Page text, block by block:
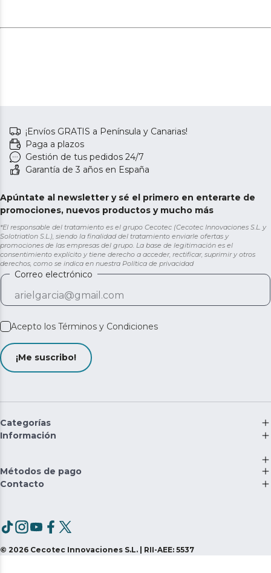
¡Envíos GRATIS a Península y Canarias!
Paga a plazos
Gestión de tus pedidos 24/7
Garantía de 3 años en España
Apúntate al newsletter y sé el primero en enterarte de
promociones, nuevos productos y mucho más
*El responsable del tratamiento es el grupo Cecotec (Cecotec Innovaciones S.L. y
Solotriatlon S.L.), siendo la finalidad del tratamiento enviarle ofertas y
promociones de las empresas del grupo. La base de legitimación es el
consentimiento explícito y tiene derecho a acceder, rectificar, suprimir y otros
derechos, como se indica en nuestra Política de privacidad
Correo electrónico
Acepto los Términos y Condiciones
¡Me suscribo!
Categorías
Información
Métodos de pago
Contacto
© 2026 Cecotec Innovaciones S.L. | RII-AEE: 5537